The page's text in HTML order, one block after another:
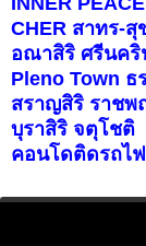
CHER สาทร-สุ
อณาสิริ ศรีนค
Pleno Town ธ
สราญสิริ ราชพ
บุราสิริ จตุโชติ
คอนโดติดรถไ